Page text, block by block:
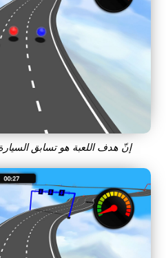
إنّ هدف اللعبة هو تسابق